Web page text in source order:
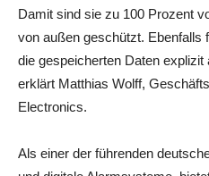
Damit sind sie zu 100 Prozent
von außen geschützt. Ebenfalls
die gespeicherten Daten explizit
erklärt Matthias Wolff,
Electronics.
Als einer der führenden